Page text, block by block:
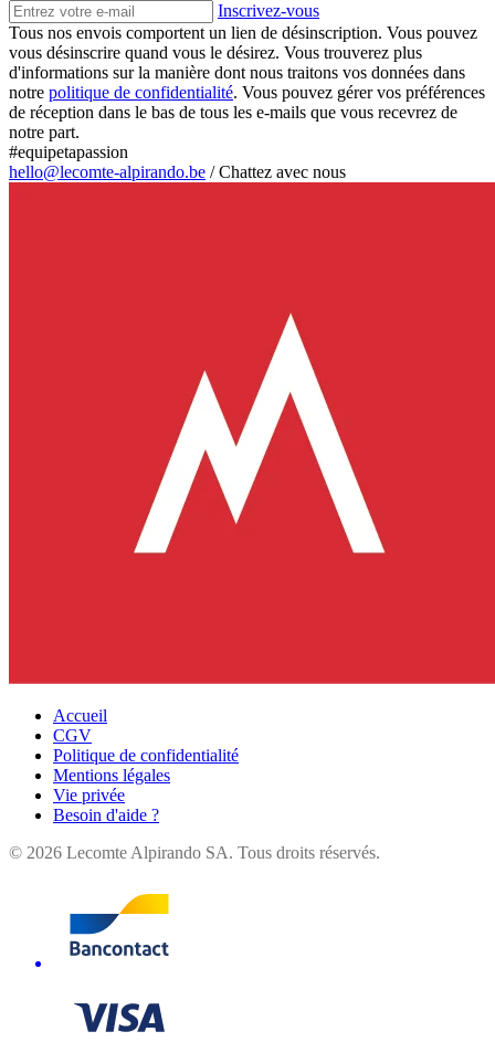
Inscrivez-vous
Tous nos envois comportent un lien de désinscription. Vous pouvez
vous désinscrire quand vous le désirez. Vous trouverez plus
d'informations sur la manière dont nous traitons vos données dans
notre politique de confidentialité. Vous pouvez gérer vos préférences
de réception dans le bas de tous les e-mails que vous recevrez de
notre part.
#equipetapassion
hello@lecomte-alpirando.be /Chattez avec nous
Accueil
CGV
Politique de confidentialité
Mentions légales
Vie privée
Besoin d'aide ?
© 2026 Lecomte Alpirando SA. Tous droits réservés.